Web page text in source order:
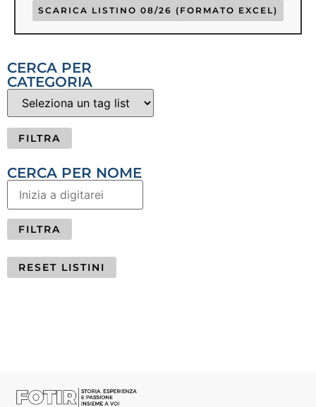
SCARICA LISTINO 08/26 (FORMATO EXCEL)
CERCA PER
CATEGORIA
FILTRA
CERCA PER NOME
RESET LISTINI